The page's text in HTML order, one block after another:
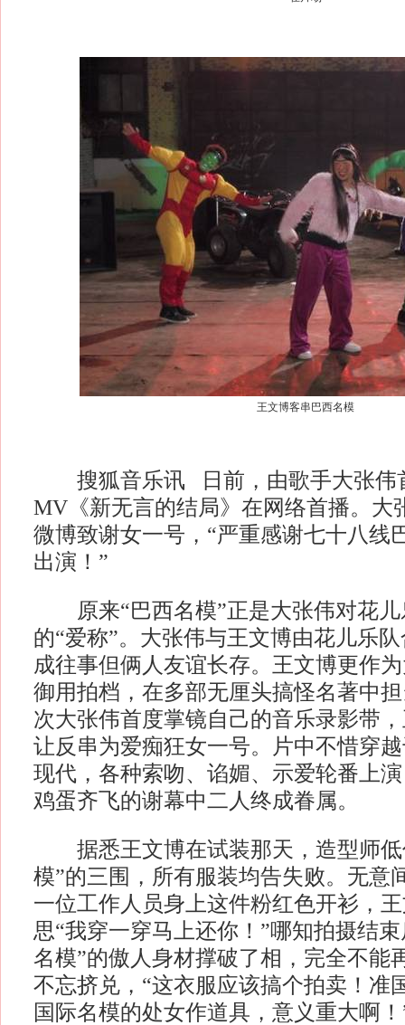
王文博客串巴西名模
搜狐音乐讯 日前，由歌手大张伟
MV《新无言的结局》在网络首播。大
微博致谢女一号，“严重感谢七十八线
出演！”
原来“巴西名模”正是大张伟对花儿
的“爱称”。大张伟与王文博由花儿乐
成往事但俩人友谊长存。王文博更作
御用拍档，在多部无厘头搞怪名著中
次大张伟首度掌镜自己的音乐录影带
让反串为爱痴狂女一号。片中不惜穿
现代，各种索吻、谄媚、示爱轮番上
鸡蛋齐飞的谢幕中二人终成眷属。
据悉王文博在试装那天，造型师低
模”的三围，所有服装均告失败。无意
一位工作人员身上这件粉红色开衫，
思“我穿一穿马上还你！”哪知拍摄结
名模”的傲人身材撑破了相，完全不能
不忘挤兑，“这衣服应该搞个拍卖！准
国际名模的处女作道具，意义重大啊！